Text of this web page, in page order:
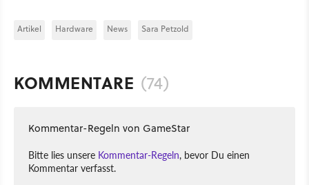
Artikel Hardware News Sara Petzold
KOMMENTARE (74)
Kommentar-Regeln von GameStar
Bitte lies unsere Kommentar-Regeln, bevor Du einen
Kommentar verfasst.